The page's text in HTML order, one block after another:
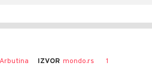
IZVOR mondo.rs 1